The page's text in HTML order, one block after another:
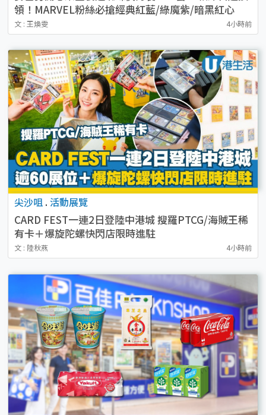
領！MARVEL粉絲必搶經典紅藍/綠魔紫/暗黑紅心
文 : 王煥雯 4小時前
尖沙咀 . 活動展覽
CARD FEST一連2日登陸中港城 搜羅PTCG/海賊王稀
有卡＋爆旋陀螺快閃店限時進駐
文 : 陸秋燕 4小時前